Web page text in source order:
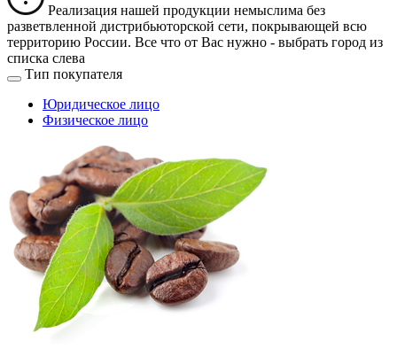
Реализация нашей продукции немыслима без
разветвленной дистрибьюторской сети, покрывающей всю
территорию России. Все что от Вас нужно - выбрать город из
списка слева
Тип покупателя
Юридическое лицо
Физическое лицо